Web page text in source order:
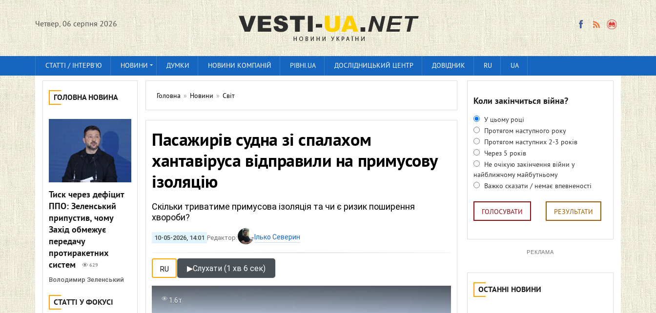
Четвер, 06 серпня 2026
СТАТТІ / ІНТЕРВ'Ю НОВИНИ ДУМКИ НОВИНИ КОМПАНІЙ РІВНІ.UA ДОСЛІДНИЦЬКИЙ ЦЕНТР ДОВІДНИК RU UA
ГОЛОВНА НОВИНА
Тиск через дефіцит
ППО: Зеленський
припустив, чому
Захід обмежує
передачу
протиракетних
систем
629
Володимир Зеленський
СТАТТІ У ФОКУСІ
Головна » Новини » Світ
Пасажирів судна зі спалахом
хантавіруса відправили на примусову
ізоляцію
Скільки триватиме примусова ізоляція та чи є ризик поширення
хвороби?
10-05-2026, 14:01 Редактор: Ілько Северин
RU ▶Слухати (1 хв 6 сек)
1.6т
Коли закінчиться війна?
У цьому році
Протягом наступного року
Протягом наступних 2-3 років
Через 5 років
Не очікую закінчення війни у
найближчому майбутньому
Важко сказати / немає впевненості
ГОЛОСУВАТИ РЕЗУЛЬТАТИ
РЕКЛАМА
ОСТАННІ НОВИНИ